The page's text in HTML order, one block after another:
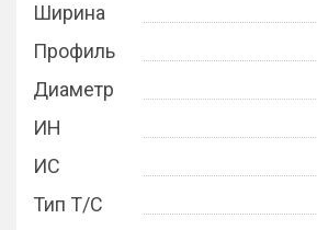
Ширина
Профиль
Диаметр
ИН
ИС
Тип Т/С